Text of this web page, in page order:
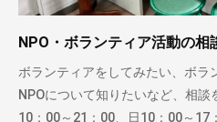
NPO・ボランティア活動の相
ボランティアをしてみたい、ボラ
NPOについて知りたいなど、相
10：00～21：00、日10：00～17